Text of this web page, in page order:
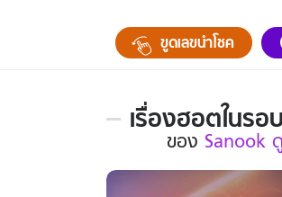
ความรู้รอ
ฮาวทู
ขูดเลขนำโชค
เรื่องฮอตในรอ
เรื่อง
ใน
รอบ
ของ Sanook